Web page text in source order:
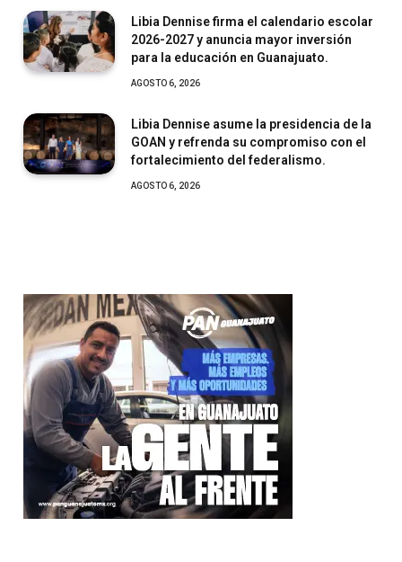
Libia Dennise firma el calendario escolar
2026-2027 y anuncia mayor inversión
para la educación en Guanajuato.
AGOSTO 6, 2026
Libia Dennise asume la presidencia de la
GOAN y refrenda su compromiso con el
fortalecimiento del federalismo.
AGOSTO 6, 2026